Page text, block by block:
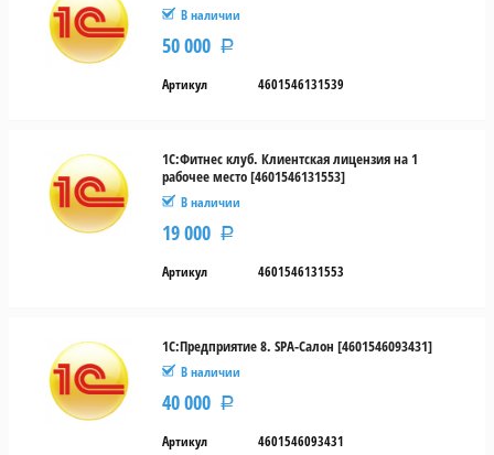
Физическая
Электронная
токен
В наличии
50 000 Р
Артикул 4601546131539
1С:Фитнес клуб. Клиентская лицензия на 1
рабочее место [4601546131553]
В наличии
19 000 Р
Артикул 4601546131553
1С:Предприятие 8. SPA-Салон [4601546093431]
В наличии
40 000 Р
Артикул 4601546093431